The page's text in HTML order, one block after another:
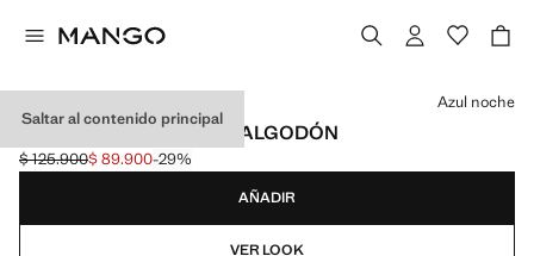
Saltar al contenido principal
PANTALONES JOGGER ALGODÓN
Precio inicial tachado [$ 125.900 ]
$ 125.900
Precio actual [$ 89.900 ]
$ 89.900-29%
Selecciona un color
Azul noche
AÑADIR
VER LOOK